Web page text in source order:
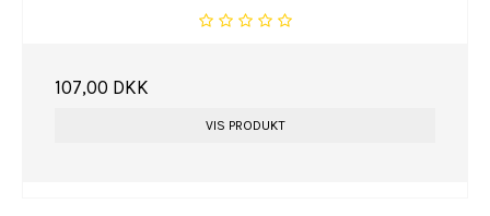
107,00 DKK
VIS PRODUKT